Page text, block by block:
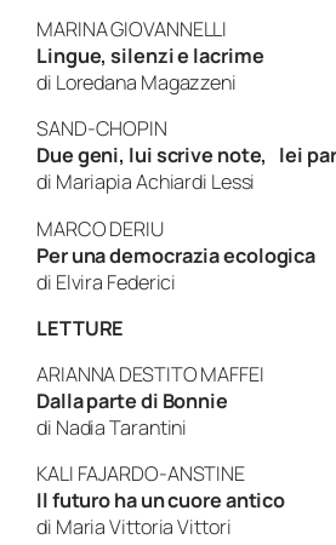
MARINA GIOVANNELLI
Lingue, silenzi e lacrime
di Loredana Magazzeni
SAND-CHOPIN
Due geni, lui scrive note, lei
di Mariapia Achiardi Lessi
MARCO DERIU
Per una democrazia ecologica
di Elvira Federici
LETTURE
ARIANNA DESTITO MAFFEI
Dalla parte di Bonnie
di Nadia Tarantini
KALI FAJARDO-ANSTINE
Il futuro ha un cuore antico
di Maria Vittoria Vittori